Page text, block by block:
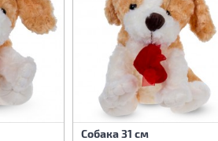
Собака 31 см